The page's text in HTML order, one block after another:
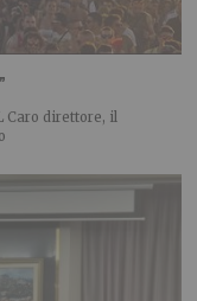
Caro direttore, il